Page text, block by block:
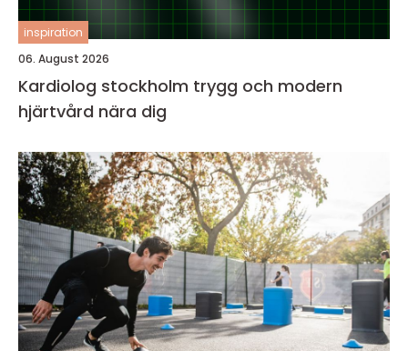
inspiration
06. August 2026
Kardiolog stockholm trygg och modern
hjärtvård nära dig